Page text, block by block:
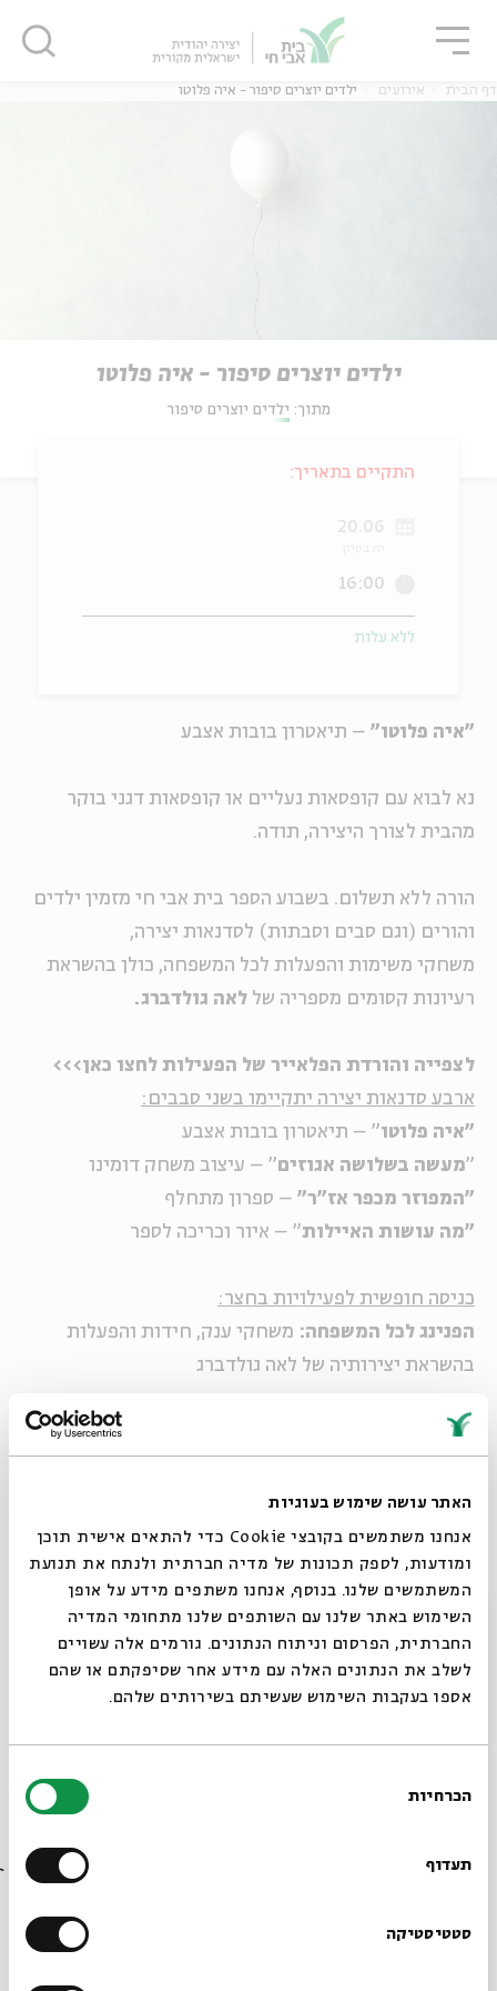
האתר עושה שימוש בעוגיות
אנחנו משתמשים בקובצי Cookie כדי להתאים אישית תוכן
ומודעות, לספק תכונות של מדיה חברתית ולנתח את תנועת
המשתמשים שלנו. בנוסף, אנחנו משתפים מידע על אופן
השימוש באתר שלנו עם השותפים שלנו מתחומי המדיה
החברתית, הפרסום וניתוח הנתונים. גורמים אלה עשויים
לשלב את הנתונים האלה עם מידע אחר שסיפקתם או שהם
אספו בעקבות השימוש שעשיתם בשירותים שלהם.
הסכמה
הכרחיות
תעדוף
סטטיסטיקה
דף הבית אירועים ילדים יוצרים סיפור - איה פלוטו
ילדים יוצרים סיפור - איה פלוטו
מתוך: ילדים יוצרים סיפור
"איה פלוטו" – תיאטרון בובות אצבע
נא לבוא עם קופסאות נעליים או קופסאות דגני בוקר
מהבית לצורך היצירה, תודה.
הורה ללא תשלום. בשבוע הספר בית אבי חי מזמין ילדים
והורים (וגם סבים וסבתות) לסדנאות יצירה,
משחקי משימות והפעלות לכל המשפחה, כולן בהשראת
רעיונות קסומים מספריה של לאה גולדברג.
לצפייה והורדת הפלאייר של הפעילות לחצו כאן>>>
ארבע סדנאות יצירה יתקיימו בשני סבבים:
"איה פלוטו" – תיאטרון בובות אצבע
"מעשה בשלושה אגוזים" – עיצוב משחק דומינו
"המפוזר מכפר אז”ר" – ספרון מתחלף
"מה עושות האיילות" – איור וכריכה לספר
כניסה חופשית לפעילויות בחצר:
הפנינג לכל המשפחה: משחקי ענק, חידות והפעלות
בהשראת יצירותיה של לאה גולדברג
שוק קח-תן:
משפחות מוזמנות להביא ספרי ילדים
הצגה חדשה ומקורית המפגישה על במה אחת שלל
דמויות מוכרות מספריה של לאה גולדברג.
סבב סדנאות ראשון: 17:00-16:00
סבב סדנאות שני: 18:45-17:45
הרשמה לאירועים דומים
התקיים בתאריך:
20.06
16:00
ללא עלות
סגור
סגור